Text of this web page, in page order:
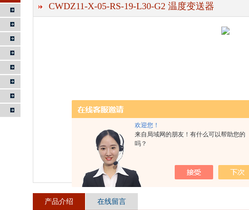
欢迎您！
来自局域网的朋友！有什么可以帮助您的
吗？
CWDZ11-X-05-RS-19-L30-G2 温度变送器
产品介绍 在线留言